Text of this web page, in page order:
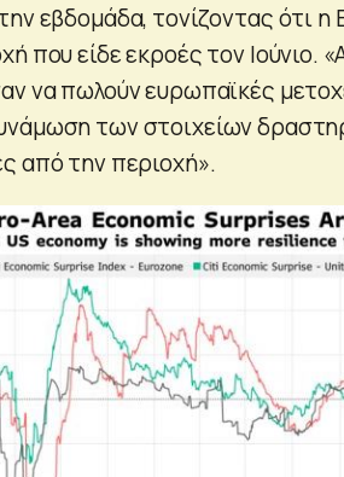
εβδομάδα, τονίζοντας ότι
που είδε εκροές τον Ιούνιο.
να πωλούν ευρωπαϊκές
των στοιχείων
από την περιοχή».